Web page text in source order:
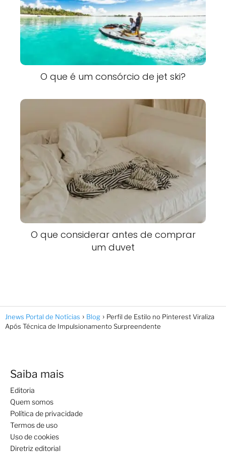
O que é um consórcio de jet ski?
O que considerar antes de comprar
um duvet
Jnews Portal de Notícias Blog
Perfil de Estilo no Pinterest Viraliza
Após Técnica de Impulsionamento Surpreendente
Saiba mais
Editoria
Quem somos
Política de privacidade
Termos de uso
Uso de cookies
Diretriz editorial